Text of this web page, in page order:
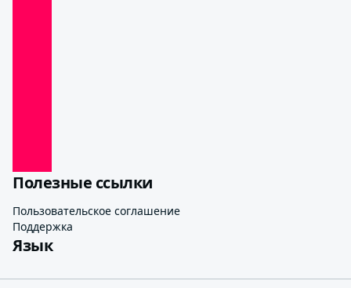
Полезные ссылки
Пользовательское соглашение
Поддержка
Язык